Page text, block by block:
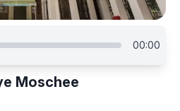
00:00
Moschee